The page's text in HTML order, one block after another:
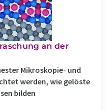
an der
Mikroskopie- und
werden, wie gelöste
bilden